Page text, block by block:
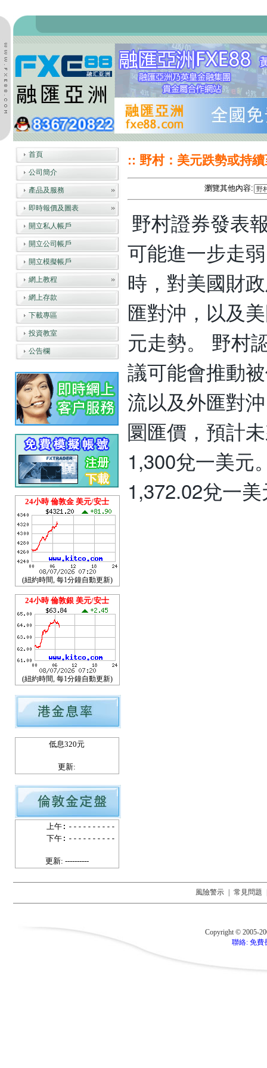
首頁
公司簡介
產品及服務
即時報價及圖表
開立私人帳戶
開立公司帳戶
開立模擬帳戶
網上教程
網上存款
下載專區
投資教室
公告欄
24小時 倫敦金 美元/安士
(紐約時間, 每1分鐘自動更新)
24小時 倫敦銀 美元/安士
(紐約時間, 每1分鐘自動更新)
低息320元
更新:
上午: ----------
下午: ----------
更新: ----------
:: 野村：美元跌勢或持
瀏覽其他內容:
野村證券發表
可能進一步走
時，對美國財
匯對沖，以及
元走勢。 野村
議可能會推動
流以及外匯對
圜匯價，預計
1,300兌一美元
1,372.02兌一
風險警示 常見問題
Copyright © 2005-
聯絡: 免費